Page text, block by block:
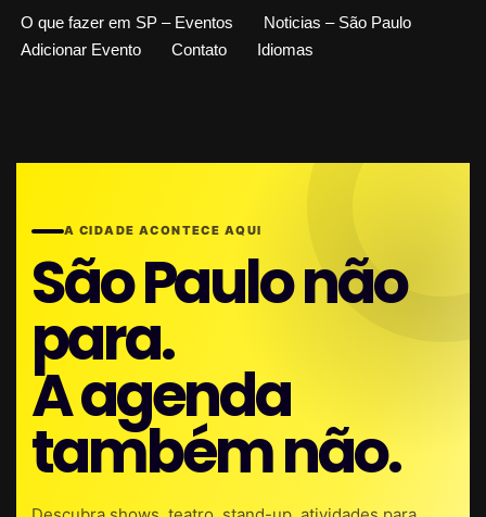
O que fazer em SP – Eventos
Noticias – São Paulo
Adicionar Evento
Contato Idiomas
A CIDADE ACONTECE AQUI
São Paulo não
para.
A agenda
também não.